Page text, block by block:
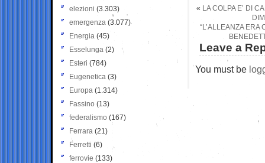
« LA COLPA E’ DI
“L’ALLEANZA ERA
Leave a
You must be
elezioni (3.303)
emergenza (3.077)
Energia (45)
Esselunga (2)
Esteri (784)
Eugenetica (3)
Europa (1.314)
Fassino (13)
federalismo (167)
Ferrara (21)
Ferretti (6)
ferrovie (133)